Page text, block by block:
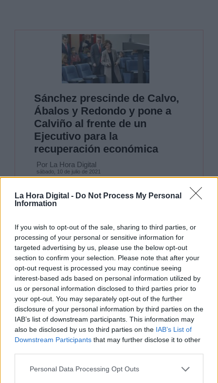
La Hora Digital - Do Not Process My Personal
Information
If you wish to opt-out of the sale, sharing to third parties, or
processing of your personal or sensitive information for
targeted advertising by us, please use the below opt-out
section to confirm your selection. Please note that after your
opt-out request is processed you may continue seeing
interest-based ads based on personal information utilized by
us or personal information disclosed to third parties prior to
your opt-out. You may separately opt-out of the further
disclosure of your personal information by third parties on the
IAB’s list of downstream participants. This information may
also be disclosed by us to third parties on the IAB’s List of
Downstream Participants that may further disclose it to other
Personal Data Processing Opt Outs
Sánchez prescinde de Calvo,
Ábalos y Redondo y pone a
Calviño al frente de un
Ejecutivo para la
recuperación económica
Por La Hora Digital
sábado, 10 de julio de 2021
que acostumbrar, los que llevaron a Sánchez
hasta Moncloa, a que su Presidente y líder ya
ha elegido presentar en sociedad a sunuevo
compañero de viaje:Félix Bolaños, hombre
culto, tranquilo, discreto, preparado
políticamente, muy del partido, siempre a su
lado, y dela misma generación que el
Presidente.
Sánchez se ha independizado, saca pecho y
camina con los de su edad,inmerso en la
corriente de que el mundo ha dado la vuelta
como un calcetín y ahora hay que tener una
mirada joven, soltar amarras de